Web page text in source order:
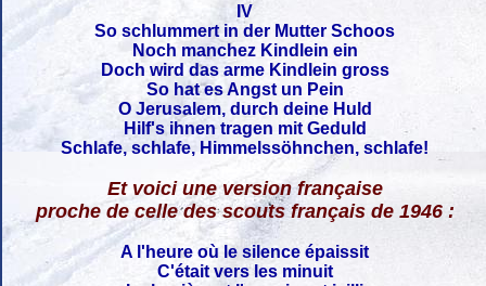
IV
So schlummert in der Mutter Schoos
Noch manchez Kindlein ein
Doch wird das arme Kindlein gross
So hat es Angst un Pein
O Jerusalem, durch deine Huld
Hilf's ihnen tragen mit Geduld
Schlafe, schlafe, Himmelssöhnchen, schlafe!
Et voici une version française
proche de celle des scouts français de 1946 :
A l'heure où le silence épaissit
C'était vers les minuit